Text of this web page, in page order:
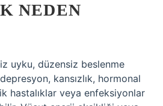
NEDEN
uyku, düzensiz beslenme
kansızlık, hormonal
hastalıklar veya enfeksiyonlar